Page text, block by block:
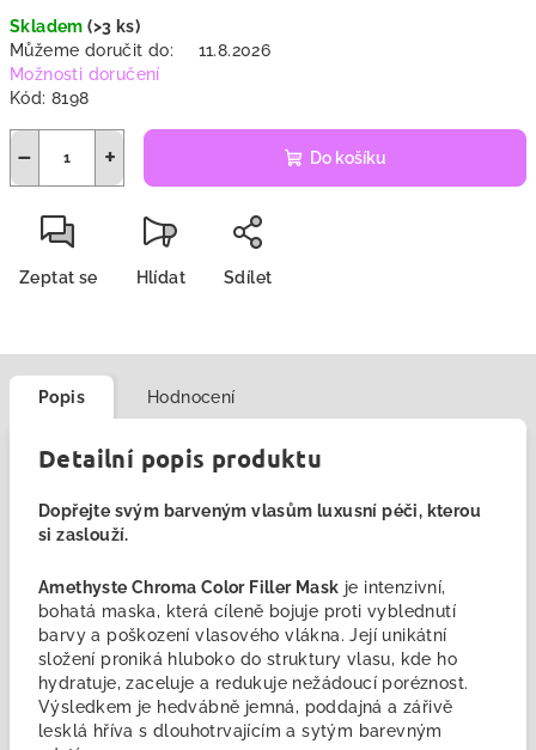
Skladem(>3 ks)
Můžeme doručit do:
11.8.2026
Možnosti doručení
Kód: 8198
+
− Do košíku
Zeptat se Hlídat Sdílet
Popis Hodnocení
Detailní popis produktu
Dopřejte svým barveným vlasům luxusní péči, kterou
si zaslouží.
Amethyste Chroma Color Filler Mask je intenzivní,
bohatá maska, která cíleně bojuje proti vyblednutí
barvy a poškození vlasového vlákna. Její unikátní
složení proniká hluboko do struktury vlasu, kde ho
hydratuje, zaceluje a redukuje nežádoucí poréznost.
Výsledkem je hedvábně jemná, poddajná a zářivě
lesklá hříva s dlouhotrvajícím a sytým barevným